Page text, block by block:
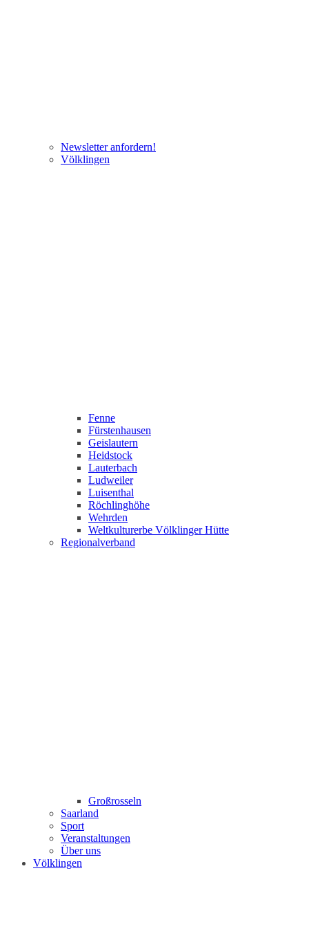
Newsletter anfordern!
Völklingen
Fenne
Fürstenhausen
Geislautern
Heidstock
Lauterbach
Ludweiler
Luisenthal
Röchlinghöhe
Wehrden
Weltkulturerbe Völklinger Hütte
Regionalverband
Großrosseln
Saarland
Sport
Veranstaltungen
Über uns
Völklingen